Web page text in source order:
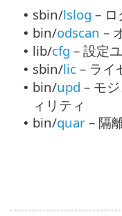
• sbin/lslog – ロ
• bin/odscan –
• lib/cfg – 設定
• sbin/lic – ライ
• bin/upd – モ
ィリティ
• bin/quar – 隔